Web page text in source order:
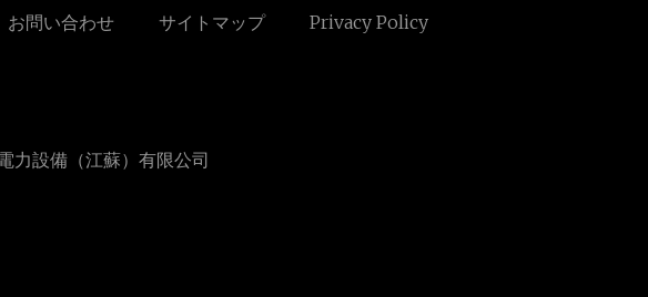
お問い合わせ サイトマップ Privacy Policy
力設備（江蘇）有限公司